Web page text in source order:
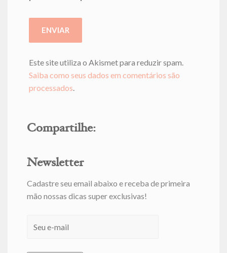
Este site utiliza o Akismet para reduzir spam.
Saiba como seus dados em comentários são
processados
Compartilhe:
Newsletter
Cadastre seu email abaixo e receba de primeira
mão nossas dicas super exclusivas!